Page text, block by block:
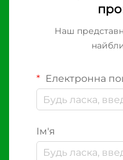
Наш
Електронна
Ім'я